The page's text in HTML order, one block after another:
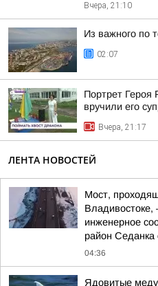
Вчера, 21:10
Из важного по
02:07
Портрет Героя
вручили его
Вчера, 21:17
ЛЕНТА НОВОСТЕЙ
Мост,
инженерное
район Седанка
04:36
Ядовитые